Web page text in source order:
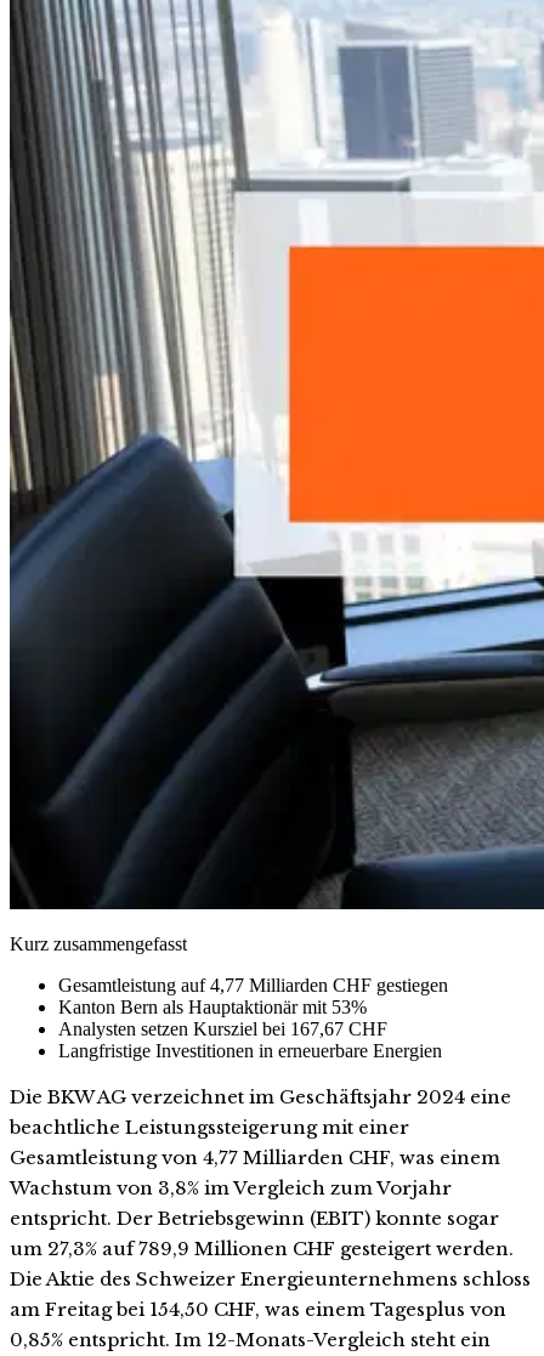
Kurz zusammengefasst
Gesamtleistung auf 4,77 Milliarden CHF gestiegen
Kanton Bern als Hauptaktionär mit 53%
Analysten setzen Kursziel bei 167,67 CHF
Langfristige Investitionen in erneuerbare Energien
Die BKW AG verzeichnet im Geschäftsjahr 2024 eine
beachtliche Leistungssteigerung mit einer
Gesamtleistung von 4,77 Milliarden CHF, was einem
Wachstum von 3,8% im Vergleich zum Vorjahr
entspricht. Der Betriebsgewinn (EBIT) konnte sogar
um 27,3% auf 789,9 Millionen CHF gesteigert werden.
Die Aktie des Schweizer Energieunternehmens schloss
am Freitag bei 154,50 CHF, was einem Tagesplus von
0,85% entspricht. Im 12-Monats-Vergleich steht ein